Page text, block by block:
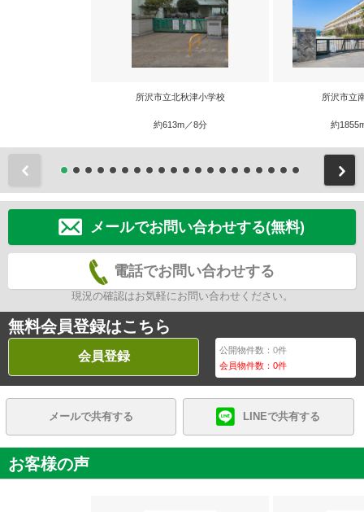
所沢市立北秋津小学校
約613m／8分
所沢市立
約
メールでお問い合わせする(無料)
電話でお問い合わせする
現況の確認はお気軽にお問い合わせください。
無料会員登録はこちら
会員登録 公開物件数：0件
会員物件数：0件
メールで共有する LINEで共有する
お客様の声